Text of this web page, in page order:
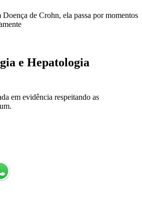
de Crohn, ela passa por momentos
e Hepatologia
em evidência respeitando as